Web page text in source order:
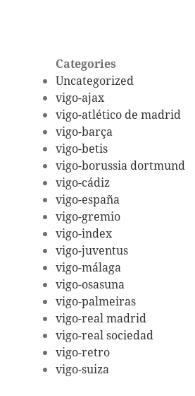
Categories
Uncategorized
vigo-ajax
vigo-atlético de madrid
vigo-barça
vigo-betis
vigo-borussia dortmund
vigo-cádiz
vigo-españa
vigo-gremio
vigo-index
vigo-juventus
vigo-málaga
vigo-osasuna
vigo-palmeiras
vigo-real madrid
vigo-real sociedad
vigo-retro
vigo-suiza